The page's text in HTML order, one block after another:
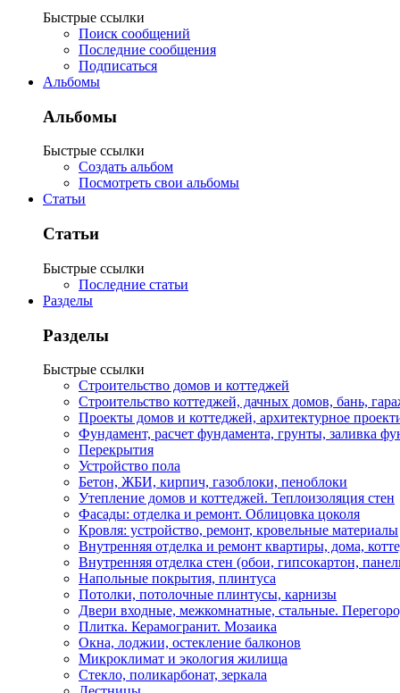
Быстрые ссылки
Поиск сообщений
Последние сообщения
Подписаться
Альбомы
Альбомы
Быстрые ссылки
Создать альбом
Посмотреть свои альбомы
Статьи
Статьи
Быстрые ссылки
Последние статьи
Разделы
Разделы
Быстрые ссылки
Строительство домов и коттеджей
Строительство коттеджей, дачных домов, бань,
Проекты домов и коттеджей, архитектурное
Фундамент, расчет фундамента, грунты, заливка
Перекрытия
Устройство пола
Бетон, ЖБИ, кирпич, газоблоки, пеноблоки
Утепление домов и коттеджей. Теплоизоляция стен
Фасады: отделка и ремонт. Облицовка цоколя
Кровля: устройство, ремонт, кровельные материалы
Внутренняя отделка и ремонт квартиры, дома,
Внутренняя отделка стен (обои, гипсокартон,
Напольные покрытия, плинтуса
Потолки, потолочные плинтусы, карнизы
Двери входные, межкомнатные, стальные.
Плитка. Керамогранит. Мозаика
Окна, лоджии, остекление балконов
Микроклимат и экология жилища
Стекло, поликарбонат, зеркала